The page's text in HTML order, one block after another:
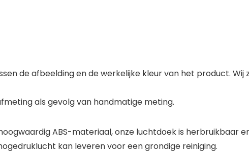
de afbeelding en de werkelijke kleur van het product.
als gevolg van handmatige meting.
ABS-materiaal, onze luchtdoek is herbruikbaar
kan leveren voor een grondige reiniging.